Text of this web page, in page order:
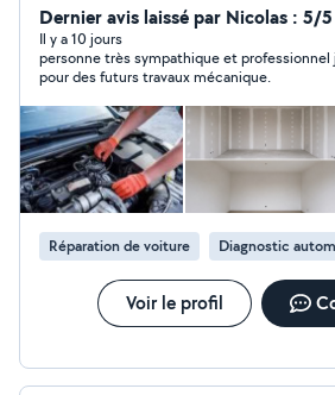
avons d'autre domaine comme le
paysagiste. Nous somme très
n'hésitez pas à nous contacter nous
le site
Dernier avis laissé par Nicolas : 5/5
Il y a 10 jours
personne très sympathique et professionnel je le contacterais
pour des futurs travaux mécanique.
Réparation de voiture Diagnostic
Voir le profil